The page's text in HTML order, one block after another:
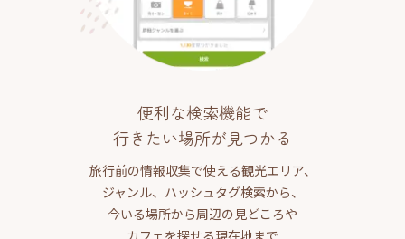
便利な検索機能で
行きたい場所が見つかる
旅行前の情報収集で使える観光エリア、
ジャンル、ハッシュタグ検索から、
今いる場所から周辺の見どころや